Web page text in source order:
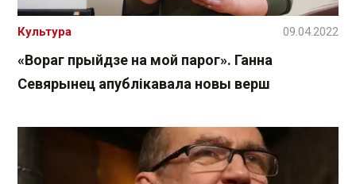
«Вораг прыйдзе на мой парог». Ганна
Севярынец апублікавала новы верш
Культура 09.04.2022